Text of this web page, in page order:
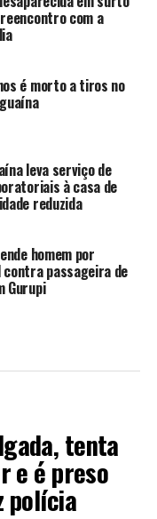
com a
é morto a tiros no
leva serviço de
à casa de
reduzida
homem por
passageira de
Gurupi
tenta
e é preso
polícia